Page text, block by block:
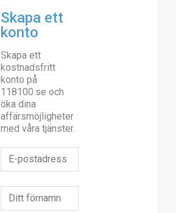
Skapa ett
konto
Skapa ett
kostnadsfritt
konto på
118100.se och
öka dina
affärsmöjligheter
med våra tjänster.